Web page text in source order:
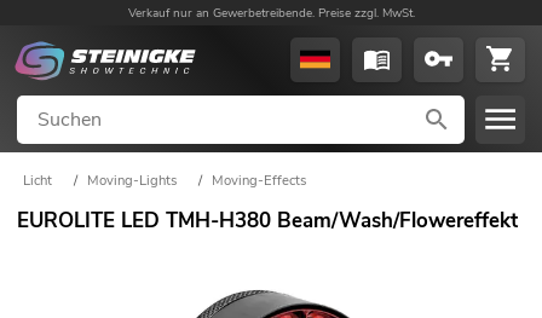
Verkauf nur an Gewerbetreibende. Preise zzgl. MwSt.
Licht / Moving-Lights / Moving-Effects
EUROLITE LED TMH-H380 Beam/Wash/Flowereffekt